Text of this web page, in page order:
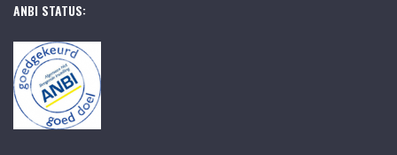
ANBI STATUS: